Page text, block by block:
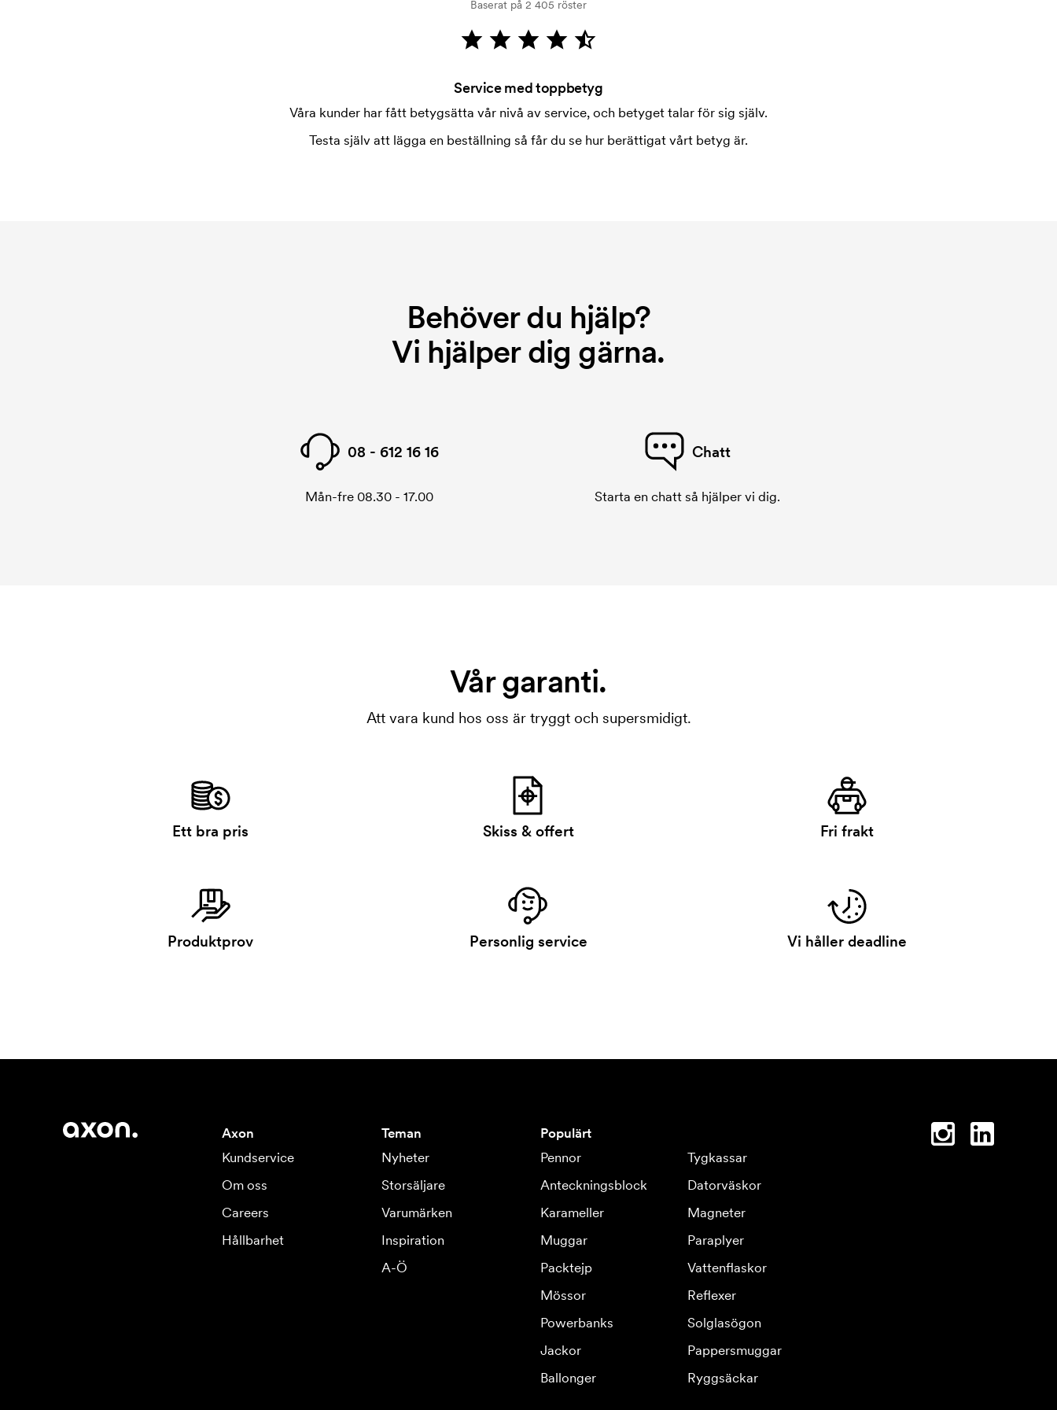
Baserat på 2 405 röster
Service med toppbetyg
Våra kunder har fått betygsätta vår nivå av service, och betyget talar för sig själv.
Testa själv att lägga en beställning så får du se hur berättigat vårt betyg är.
Behöver du hjälp?
Vi hjälper dig gärna.
08 - 612 16 16
Mån-fre 08.30 - 17.00
Chatt
Starta en chatt så hjälper vi dig.
Vår garanti.
Att vara kund hos oss är tryggt och supersmidigt.
Ett bra pris Skiss & offert Fri frakt
Produktprov Personlig service Vi håller deadline
Axon
Kundservice
Om oss
Careers
Hållbarhet
Teman
Nyheter
Storsäljare
Varumärken
Inspiration
A-Ö
Populärt
Pennor
Tygkassar
Anteckningsblock
Datorväskor
Karameller
Magneter
Muggar
Paraplyer
Packtejp
Vattenflaskor
Mössor
Reflexer
Powerbanks
Solglasögon
Jackor
Pappersmuggar
Ballonger
Ryggsäckar